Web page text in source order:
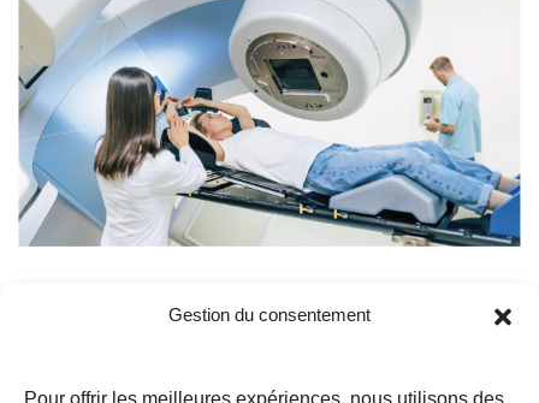
Gestion du consentement
Pour offrir les meilleures expériences, nous utilisons des